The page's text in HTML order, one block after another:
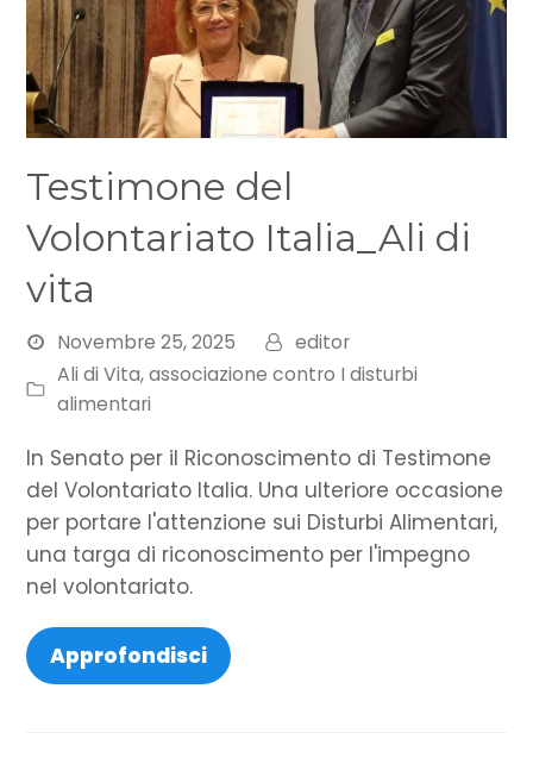
Testimone del
Volontariato Italia_Ali di
vita
Novembre 25, 2025
editor
Ali di Vita, associazione contro I disturbi
alimentari
In Senato per il Riconoscimento di Testimone
del Volontariato Italia. Una ulteriore occasione
per portare l'attenzione sui Disturbi Alimentari,
una targa di riconoscimento per l'impegno
nel volontariato.
Approfondisci